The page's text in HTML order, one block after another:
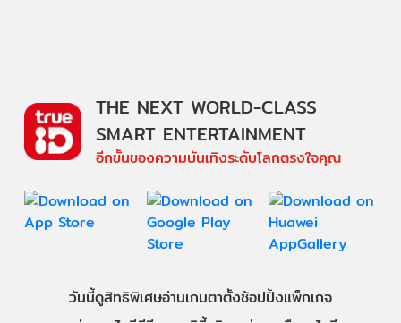
THE NEXT WORLD-CLASS
SMART ENTERTAINMENT
อีกขั้นของความบันเทิงระดับโลกตรงใจคุณ
วันนี้ดูสิทธิพิเศษอ่านเกมตาตั้งช้อปปิ้งแพ็กเกจ